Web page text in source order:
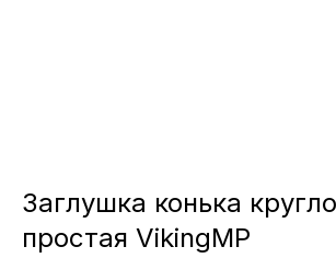
Заглушка конька
простая VikingMP